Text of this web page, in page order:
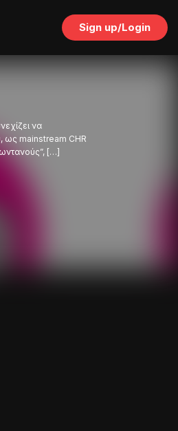
Sign up/Login
να
ως mainstream CHR
[…]